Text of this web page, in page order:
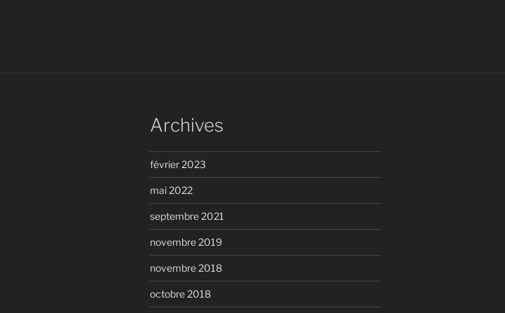
Archives
février 2023
mai 2022
septembre 2021
novembre 2019
novembre 2018
octobre 2018